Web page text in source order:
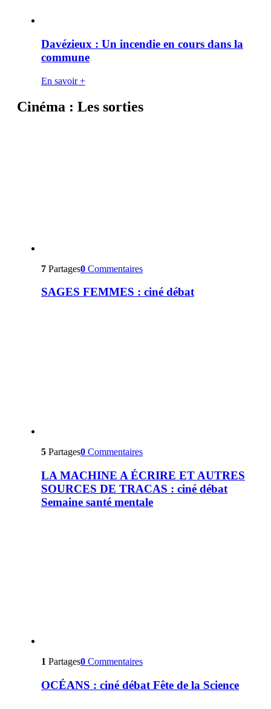
Davézieux : Un incendie en cours dans la
commune
En savoir +
Cinéma : Les sorties
7 Partages0 Commentaires
SAGES FEMMES : ciné débat
5 Partages0 Commentaires
LA MACHINE A ÉCRIRE ET AUTRES
SOURCES DE TRACAS : ciné débat
Semaine santé mentale
1 Partages0 Commentaires
OCÉANS : ciné débat Fête de la Science